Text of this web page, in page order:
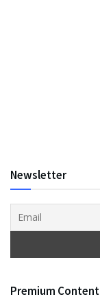
Newsletter
Premium Content